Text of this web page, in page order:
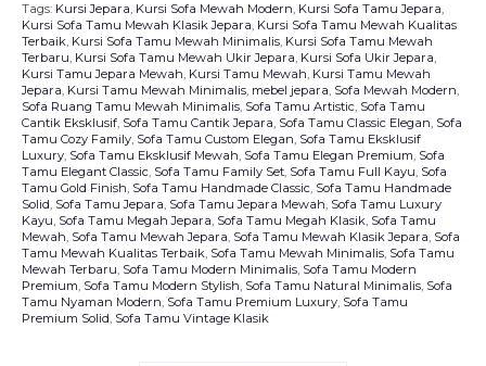
Tags: Kursi Jepara, Kursi Sofa Mewah Modern, Kursi Sofa Tamu Jepara,
Kursi Sofa Tamu Mewah Klasik Jepara, Kursi Sofa Tamu Mewah Kualitas
Terbaik, Kursi Sofa Tamu Mewah Minimalis, Kursi Sofa Tamu Mewah
Terbaru, Kursi Sofa Tamu Mewah Ukir Jepara, Kursi Sofa Ukir Jepara,
Kursi Tamu Jepara Mewah, Kursi Tamu Mewah, Kursi Tamu Mewah
Jepara, Kursi Tamu Mewah Minimalis, mebel jepara, Sofa Mewah Modern,
Sofa Ruang Tamu Mewah Minimalis, Sofa Tamu Artistic, Sofa Tamu
Cantik Eksklusif, Sofa Tamu Cantik Jepara, Sofa Tamu Classic Elegan, Sofa
Tamu Cozy Family, Sofa Tamu Custom Elegan, Sofa Tamu Eksklusif
Luxury, Sofa Tamu Eksklusif Mewah, Sofa Tamu Elegan Premium, Sofa
Tamu Elegant Classic, Sofa Tamu Family Set, Sofa Tamu Full Kayu, Sofa
Tamu Gold Finish, Sofa Tamu Handmade Classic, Sofa Tamu Handmade
Solid, Sofa Tamu Jepara, Sofa Tamu Jepara Mewah, Sofa Tamu Luxury
Kayu, Sofa Tamu Megah Jepara, Sofa Tamu Megah Klasik, Sofa Tamu
Mewah, Sofa Tamu Mewah Jepara, Sofa Tamu Mewah Klasik Jepara, Sofa
Tamu Mewah Kualitas Terbaik, Sofa Tamu Mewah Minimalis, Sofa Tamu
Mewah Terbaru, Sofa Tamu Modern Minimalis, Sofa Tamu Modern
Premium, Sofa Tamu Modern Stylish, Sofa Tamu Natural Minimalis, Sofa
Tamu Nyaman Modern, Sofa Tamu Premium Luxury, Sofa Tamu
Premium Solid, Sofa Tamu Vintage Klasik